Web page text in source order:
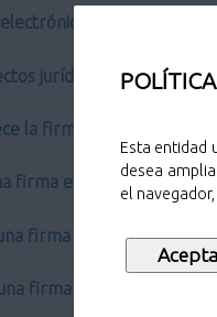
Esta entidad
desea
el
avanzada?
jurídicos de la firma
la firma electrónica?
firma electrónica?
firma electrónica?
firma electrónica?